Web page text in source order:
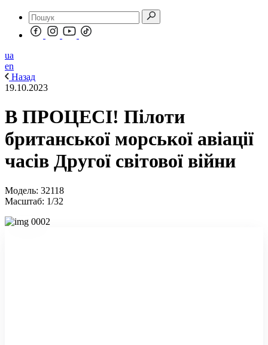
ua
en
Назад
19.10.2023
В ПРОЦЕСІ! Пілоти
британської морської авіації
часів Другої світової війни
Модель: 32118
Масштаб: 1/32